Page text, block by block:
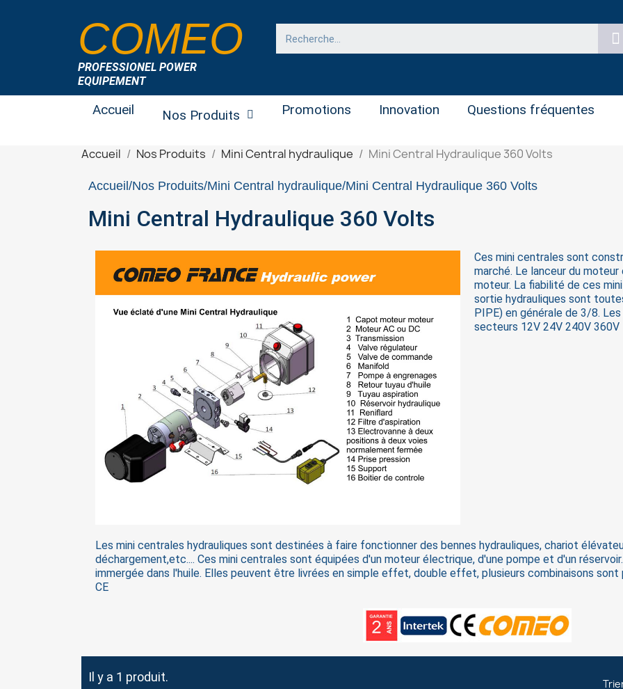
COMEO
PROFESSIONEL POWER
EQUIPEMENT
Accueil Nos Produits Promotions Innovation Questions fréquentes
Accueil Nos Produits Mini Central hydraulique Mini Central Hydraulique 360 Volts
Accueil Nos Produits Mini Central hydraulique Mini Central Hydraulique 360 Volts
Mini Central Hydraulique 360 Volts
Ces mini centrales sont
marché. Le lanceur du
moteur. La fiabilité de ces
sortie hydrauliques sont
PIPE) en générale de 3/8.
secteurs 12V 24V 240V 360V
Les mini centrales hydrauliques sont destinées à faire fonctionner des bennes hydrauliques, chariot
déchargement,etc.... Ces mini centrales sont équipées d'un moteur électrique, d'une pompe et d'un
immergée dans l'huile. Elles peuvent être livrées en simple effet, double effet, plusieurs combinaisons
CE
Il y a 1 produit.